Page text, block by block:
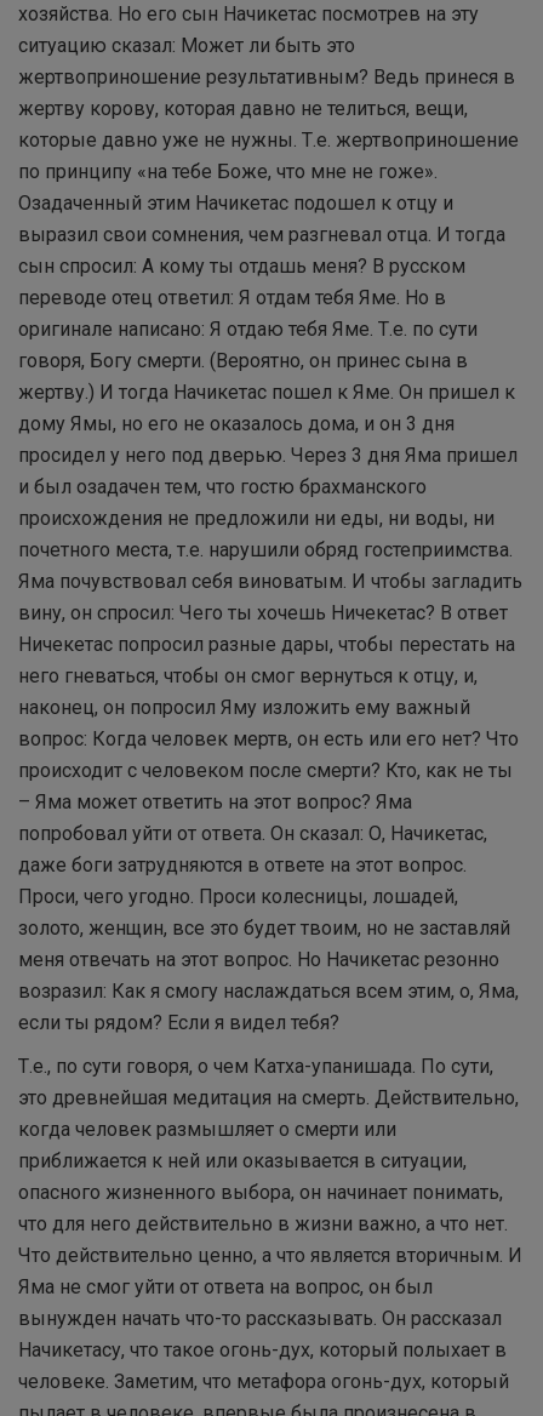
хозяйства. Но его сын Начикетас посмотрев на эту
ситуацию сказал: Может ли быть это
жертвоприношение результативным? Ведь принеся в
жертву корову, которая давно не телиться, вещи,
которые давно уже не нужны. Т.е. жертвоприношение
по принципу «на тебе Боже, что мне не гоже».
Озадаченный этим Начикетас подошел к отцу и
выразил свои сомнения, чем разгневал отца. И тогда
сын спросил: А кому ты отдашь меня? В русском
переводе отец ответил: Я отдам тебя Яме. Но в
оригинале написано: Я отдаю тебя Яме. Т.е. по сути
говоря, Богу смерти. (Вероятно, он принес сына в
жертву.) И тогда Начикетас пошел к Яме. Он пришел к
дому Ямы, но его не оказалось дома, и он 3 дня
просидел у него под дверью. Через 3 дня Яма пришел
и был озадачен тем, что гостю брахманского
происхождения не предложили ни еды, ни воды, ни
почетного места, т.е. нарушили обряд гостеприимства.
Яма почувствовал себя виноватым. И чтобы загладить
вину, он спросил: Чего ты хочешь Ничекетас? В ответ
Ничекетас попросил разные дары, чтобы перестать на
него гневаться, чтобы он смог вернуться к отцу, и,
наконец, он попросил Яму изложить ему важный
вопрос: Когда человек мертв, он есть или его нет? Что
происходит с человеком после смерти? Кто, как не ты
– Яма может ответить на этот вопрос? Яма
попробовал уйти от ответа. Он сказал: О, Начикетас,
даже боги затрудняются в ответе на этот вопрос.
Проси, чего угодно. Проси колесницы, лошадей,
золото, женщин, все это будет твоим, но не заставляй
меня отвечать на этот вопрос. Но Начикетас резонно
возразил: Как я смогу наслаждаться всем этим, о, Яма,
если ты рядом? Если я видел тебя?
Т.е., по сути говоря, о чем Катха-упанишада. По сути,
это древнейшая медитация на смерть. Действительно,
когда человек размышляет о смерти или
приближается к ней или оказывается в ситуации,
опасного жизненного выбора, он начинает понимать,
что для него действительно в жизни важно, а что нет.
Что действительно ценно, а что является вторичным. И
Яма не смог уйти от ответа на вопрос, он был
вынужден начать что-то рассказывать. Он рассказал
Начикетасу, что такое огонь-дух, который полыхает в
человеке. Заметим, что метафора огонь-дух, который